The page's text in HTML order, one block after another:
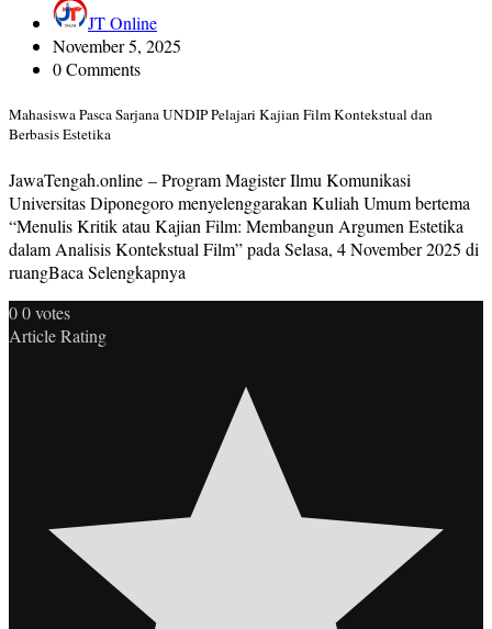
JT Online
November 5, 2025
0 Comments
Mahasiswa Pasca Sarjana UNDIP Pelajari Kajian Film Kontekstual dan
Berbasis Estetika
JawaTengah.online – Program Magister Ilmu Komunikasi
Universitas Diponegoro menyelenggarakan Kuliah Umum bertema
“Menulis Kritik atau Kajian Film: Membangun Argumen Estetika
dalam Analisis Kontekstual Film” pada Selasa, 4 November 2025 di
ruangBaca Selengkapnya
00votes
Article Rating